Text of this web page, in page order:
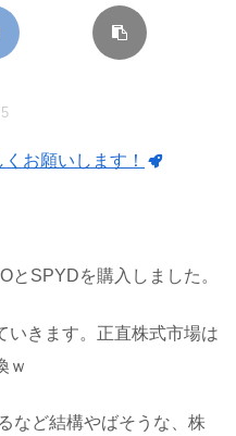
お願いします！
とSPYDを購入しました。
いきます。正直株式市場は
ｗ
など結構やばそうな、株